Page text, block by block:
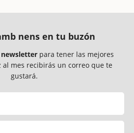
nens en tu buzón
para tener las mejores
al mes recibirás un correo que te
gustará.